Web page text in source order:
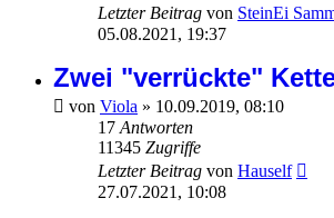
Letzter Beitrag von SteinEi
05.08.2021, 19:37
Zwei "verrückte"
von Viola » 10.09.2019, 08:10
17 Antworten
11345 Zugriffe
Letzter Beitrag von Hauself
27.07.2021, 10:08